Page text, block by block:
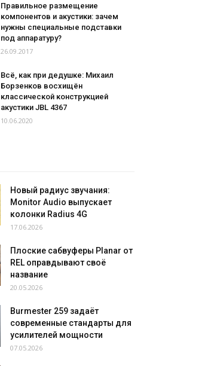
Правильное размещение
компонентов и акустики: зачем
нужны специальные подставки
под аппаратуру?
26.09.2017
Всё, как при дедушке: Михаил
Борзенков восхищён
классической конструкцией
акустики JBL 4367
10.06.2020
Новый радиус звучания:
Monitor Audio выпускает
колонки Radius 4G
17.06.2026
Плоские сабвуферы Planar от
REL оправдывают своё
название
20.05.2026
Burmester 259 задаёт
современные стандарты для
усилителей мощности
07.05.2026